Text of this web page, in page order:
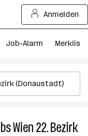
Anmelden
Job-Alarm Merkliste
Wien 22. Bezirk